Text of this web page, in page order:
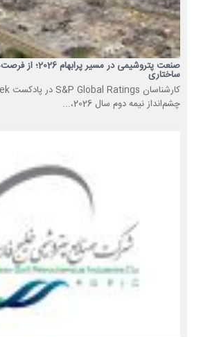
صنعت پتروشیمی در
ساختاری
چشم‌انداز نیمه دوم سال 2026،...